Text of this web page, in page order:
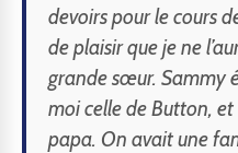
devoirs pour le cours
de plaisir que je ne
grande sœur. Sammy
moi celle de Button,
papa. On avait une